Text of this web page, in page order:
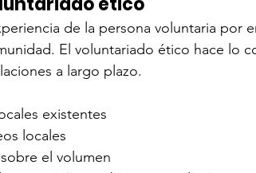
de la persona voluntaria por
El voluntariado ético hace lo
a largo plazo.
existentes
locales
el volumen